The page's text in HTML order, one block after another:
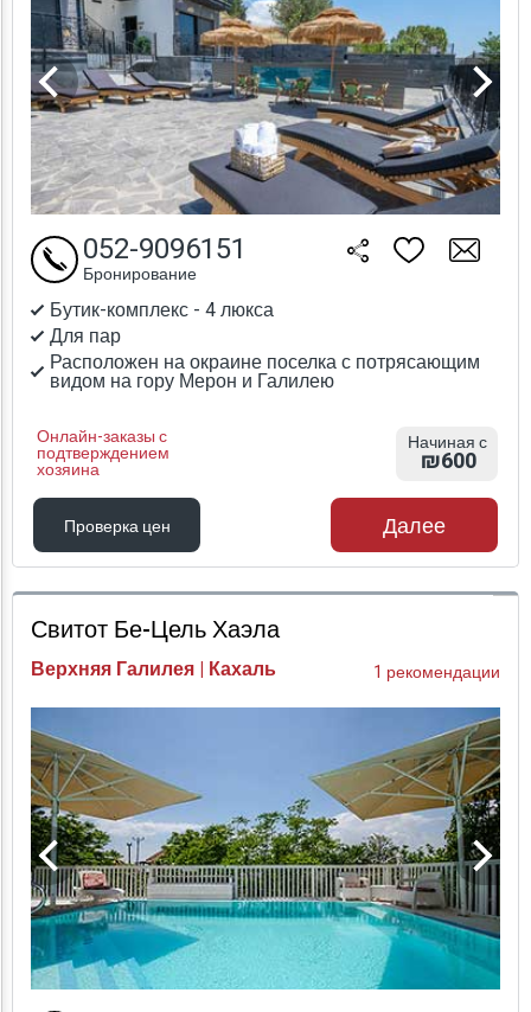
Бутик-комплекс - 4 люкса
Для пар
Расположен на окраине поселка с потрясающим
видом на гору Мерон и Галилею
Онлайн-заказы с
подтверждением
хозяина
052-9096151
Бронирование
Начиная с
₪600
Проверка цен
Проверка цен
Далее
Свитот Бе-Цель Хаэла
Верхняя Галилея | Кахаль 1 рекомендации